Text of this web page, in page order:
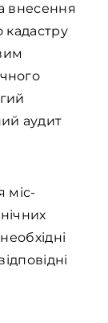
внесення
аудит
міс­